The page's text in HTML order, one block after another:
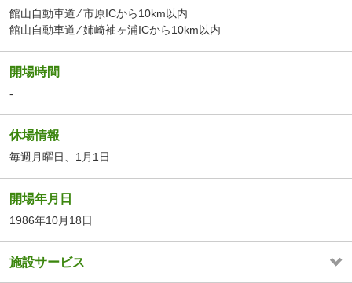
館山自動車道 ⁄ 市原ICから10km以内
館山自動車道 ⁄ 姉崎袖ヶ浦ICから10km以内
開場時間
-
休場情報
毎週月曜日、1月1日
開場年月日
1986年10月18日
施設サービス